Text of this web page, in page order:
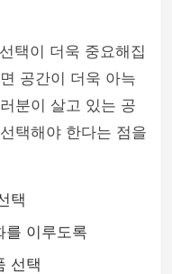
택이 더욱 중요해집
공간이 더욱 아늑
분이 살고 있는 공
택해야 한다는 점을
택
를 이루도록
선택